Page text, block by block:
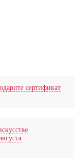
сертификат